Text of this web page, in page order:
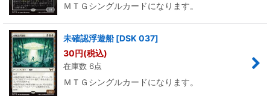
ＭＴＧシングルカードになります。
未確認浮遊船 [DSK 037]
30円(税込)
在庫数 6点
ＭＴＧシングルカードになります。